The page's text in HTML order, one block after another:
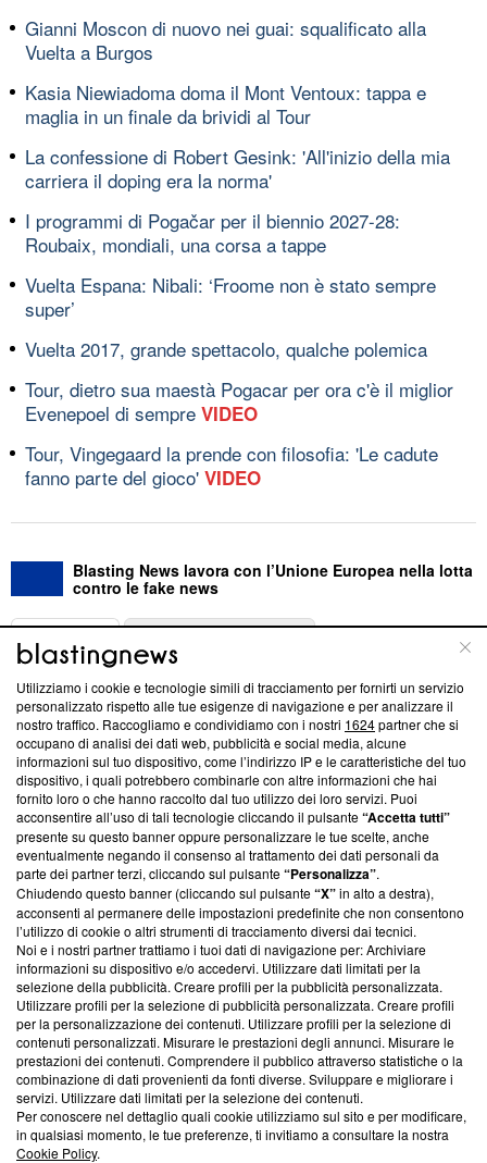
Gianni Moscon di nuovo nei guai: squalificato alla
Vuelta a Burgos
Kasia Niewiadoma doma il Mont Ventoux: tappa e
maglia in un finale da brividi al Tour
La confessione di Robert Gesink: 'All'inizio della mia
carriera il doping era la norma'
I programmi di Pogačar per il biennio 2027-28:
Roubaix, mondiali, una corsa a tappe
Vuelta Espana: Nibali: ‘Froome non è stato sempre
super’
Vuelta 2017, grande spettacolo, qualche polemica
Tour, dietro sua maestà Pogacar per ora c'è il miglior
Evenepoel di sempre VIDEO
Tour, Vingegaard la prende con filosofia: 'Le cadute
fanno parte del gioco' VIDEO
Blasting News lavora con l’Unione Europea nella lotta
contro le fake news
ABOUT
Questa sezione offre informazioni trasparenti su Blasting
News, sui nostri processi editoriali e su come ci impegniamo a
creare news di qualità. Inoltre, afferma la nostra aderenza a
‘Trust Project - News with Integrity’Blasting News non è
ancora membro del programma, ma ha richiesto di farne
parte; Trust Project non ha ancora effettuato una verifica di
conformità agli standard.
Su di noi
Team editoriale
Corporate
Redazione
Informativa Privacy
Cookie Policy
Blasting SA, IDI CHE-247.845.224, Via Carlo Frasca, 3 - 6900
Lugano (Svizzera) Tel:+39 0690258937
Utilizziamo i cookie e tecnologie simili di tracciamento per fornirti un servizio
personalizzato rispetto alle tue esigenze di navigazione e per analizzare il
nostro traffico. Raccogliamo e condividiamo con i nostri 1624partner che si
occupano di analisi dei dati web, pubblicità e social media, alcune
informazioni sul tuo dispositivo, come l’indirizzo IP e le caratteristiche del tuo
dispositivo, i quali potrebbero combinarle con altre informazioni che hai
fornito loro o che hanno raccolto dal tuo utilizzo dei loro servizi. Puoi
acconsentire all’uso di tali tecnologie cliccando il pulsante“Accetta tutti”
presente su questo banner oppure personalizzare le tue scelte, anche
eventualmente negando il consenso al trattamento dei dati personali da
parte dei partner terzi, cliccando sul pulsante“Personalizza”.
Chiudendo questo banner (cliccando sul pulsante“X”in alto a destra),
acconsenti al permanere delle impostazioni predefinite che non consentono
l’utilizzo di cookie o altri strumenti di tracciamento diversi dai tecnici.
Noi e i nostri partner trattiamo i tuoi dati di navigazione per: Archiviare
informazioni su dispositivo e/o accedervi. Utilizzare dati limitati per la
selezione della pubblicità. Creare profili per la pubblicità personalizzata.
Utilizzare profili per la selezione di pubblicità personalizzata. Creare profili
per la personalizzazione dei contenuti. Utilizzare profili per la selezione di
contenuti personalizzati. Misurare le prestazioni degli annunci. Misurare le
prestazioni dei contenuti. Comprendere il pubblico attraverso statistiche o la
combinazione di dati provenienti da fonti diverse. Sviluppare e migliorare i
servizi. Utilizzare dati limitati per la selezione dei contenuti.
Per conoscere nel dettaglio quali cookie utilizziamo sul sito e per modificare,
in qualsiasi momento, le tue preferenze, ti invitiamo a consultare la nostra
Cookie Policy.